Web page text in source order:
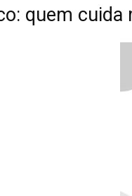
quem cuida